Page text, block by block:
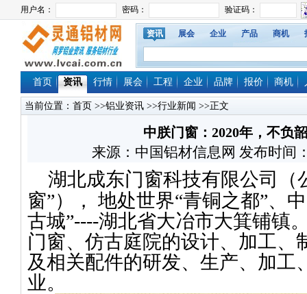
资讯 展会 企业 产品 商机
首页 资讯 行情 展会 工程 企业 品牌 报价 商机
当前位置： 首页 >>铝业资讯 >>行业新闻 >>正文
中朕门窗：2020年，不负
来源：中国铝材信息网 发布时间
湖北成东门窗科技有限公司（
窗”）， 地处世界“青铜之都”、
古城”----湖北省大冶市大箕铺镇
门窗、仿古庭院的设计、加工、
及相关配件的研发、生产、加工
业。